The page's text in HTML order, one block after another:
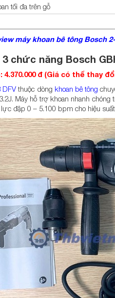
tối đa trên gỗ
máy khoan bê tông Bosch
chức năng Bosch
4.370.000 đ (Giá có thể thay
DFVthuộc dòng khoan bê tông
Máy hỗ trợ khoan nhanh
đập 0 – 5.100 bpm cho hiệu